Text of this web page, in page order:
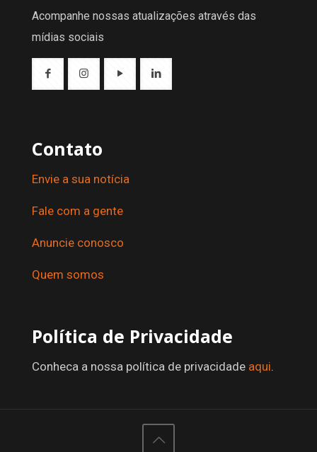
Acompanhe nossas atualizações através das
mídias sociais
Contato
Envie a sua notícia
Fale com a gente
Anuncie conosco
Quem somos
Política de Privacidade
Conheca a nossa política de privacidade aqui.